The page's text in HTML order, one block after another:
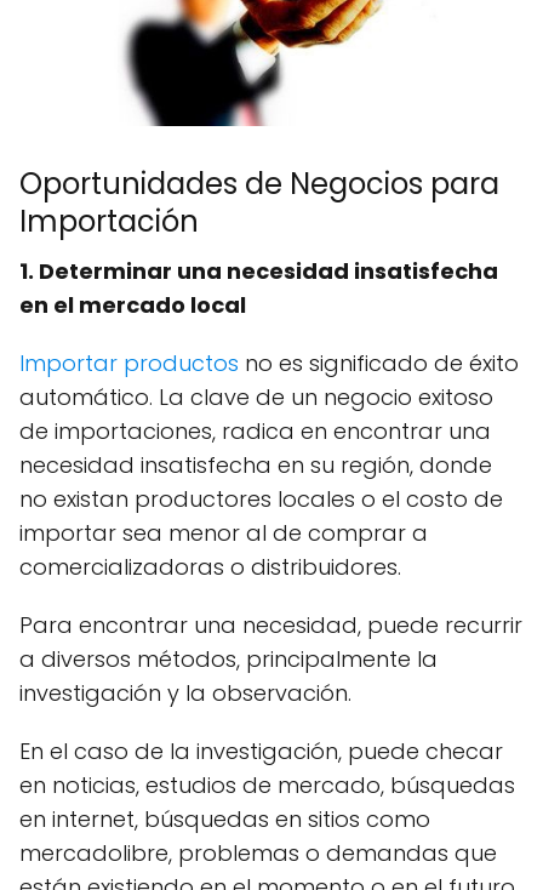
Oportunidades de Negocios para
Importación
1. Determinar una necesidad insatisfecha
en el mercado local
Importar productos no es significado de éxito
automático. La clave de un negocio exitoso
de importaciones, radica en encontrar una
necesidad insatisfecha en su región, donde
no existan productores locales o el costo de
importar sea menor al de comprar a
comercializadoras o distribuidores.
Para encontrar una necesidad, puede recurrir
a diversos métodos, principalmente la
investigación y la observación.
En el caso de la investigación, puede checar
en noticias, estudios de mercado, búsquedas
en internet, búsquedas en sitios como
mercadolibre, problemas o demandas que